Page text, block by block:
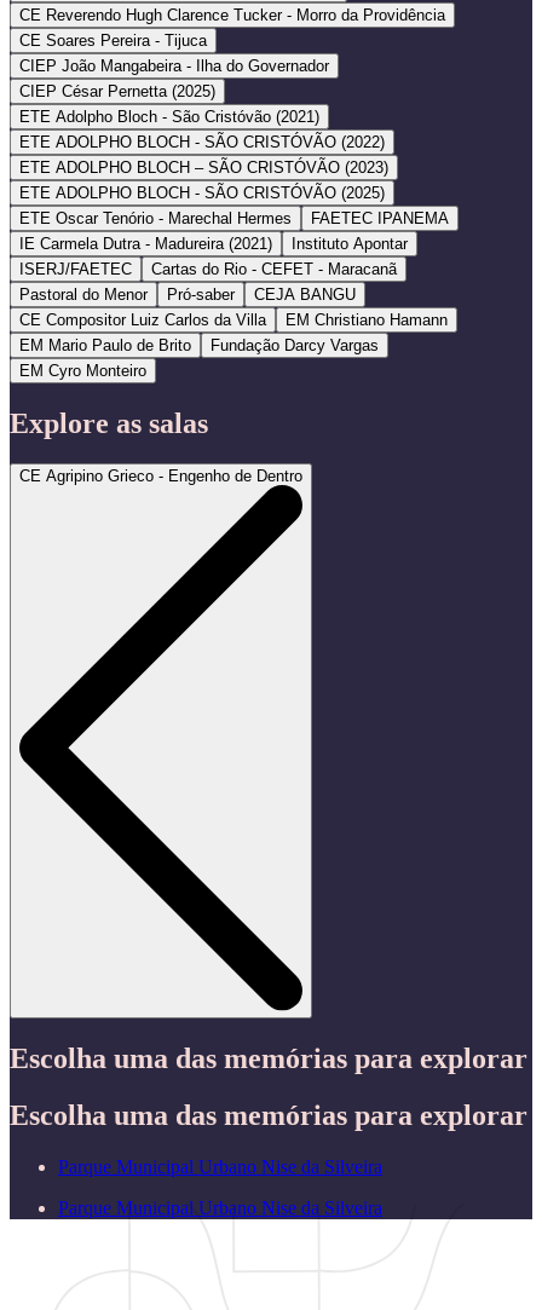
CE Reverendo Hugh Clarence Tucker - Morro da Providência
CE Soares Pereira - Tijuca
CIEP João Mangabeira - Ilha do Governador
CIEP César Pernetta (2025)
ETE Adolpho Bloch - São Cristóvão (2021)
ETE ADOLPHO BLOCH - SÃO CRISTÓVÃO (2022)
ETE ADOLPHO BLOCH – SÃO CRISTÓVÃO (2023)
ETE ADOLPHO BLOCH - SÃO CRISTÓVÃO (2025)
ETE Oscar Tenório - Marechal Hermes
FAETEC IPANEMA
IE Carmela Dutra - Madureira (2021)
Instituto Apontar
ISERJ/FAETEC
Cartas do Rio - CEFET - Maracanã
Pastoral do Menor
Pró-saber
CEJA BANGU
CE Compositor Luiz Carlos da Villa
EM Christiano Hamann
EM Mario Paulo de Brito
Fundação Darcy Vargas
EM Cyro Monteiro
Explore as salas
CE Agripino Grieco - Engenho de Dentro
Escolha uma das memórias para explorar
Escolha uma das memórias para explorar
Parque Municipal Urbano Nise da Silveira
Parque Municipal Urbano Nise da Silveira